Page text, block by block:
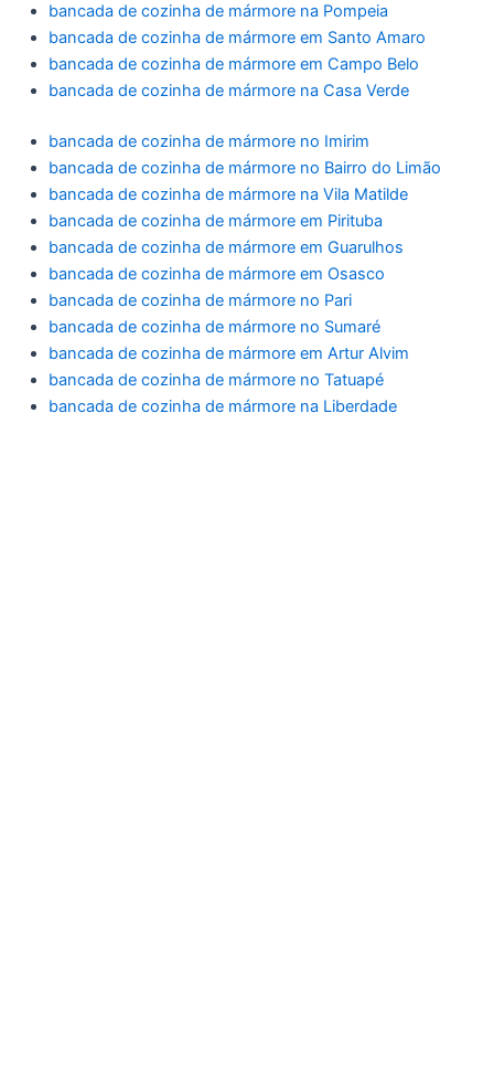
bancada de cozinha de mármore na Pompeia
bancada de cozinha de mármore em Santo Amaro
bancada de cozinha de mármore em Campo Belo
bancada de cozinha de mármore na Casa Verde
bancada de cozinha de mármore no Imirim
bancada de cozinha de mármore no Bairro do Limão
bancada de cozinha de mármore na Vila Matilde
bancada de cozinha de mármore em Pirituba
bancada de cozinha de mármore em Guarulhos
bancada de cozinha de mármore em Osasco
bancada de cozinha de mármore no Pari
bancada de cozinha de mármore no Sumaré
bancada de cozinha de mármore em Artur Alvim
bancada de cozinha de mármore no Tatuapé
bancada de cozinha de mármore na Liberdade